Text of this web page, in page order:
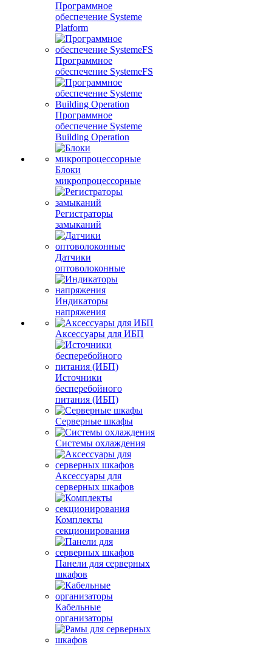
Программное
обеспечение Systeme
Platform
Программное
обеспечение SystemeFS
Программное
обеспечение Systeme
Building Operation
Блоки
микропроцессорные
Регистраторы
замыканий
Датчики
оптоволоконные
Индикаторы
напряжения
Аксессуары для ИБП
Источники
бесперебойного
питания (ИБП)
Серверные шкафы
Системы охлаждения
Аксессуары для
серверных шкафов
Комплекты
секционирования
Панели для серверных
шкафов
Кабельные
организаторы